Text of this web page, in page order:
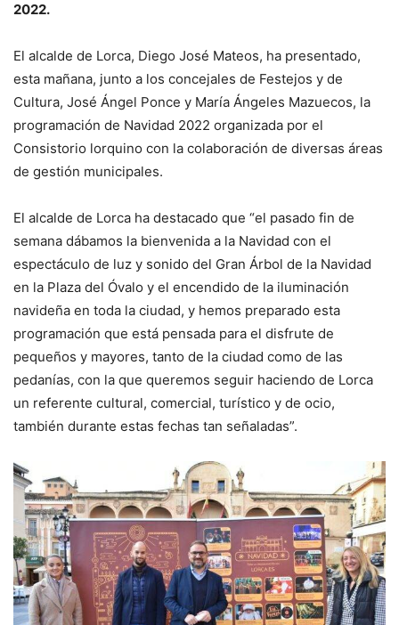
2022.
El alcalde de Lorca, Diego José Mateos, ha presentado,
esta mañana, junto a los concejales de Festejos y de
Cultura, José Ángel Ponce y María Ángeles Mazuecos, la
programación de Navidad 2022 organizada por el
Consistorio lorquino con la colaboración de diversas áreas
de gestión municipales.
El alcalde de Lorca ha destacado que “el pasado fin de
semana dábamos la bienvenida a la Navidad con el
espectáculo de luz y sonido del Gran Árbol de la Navidad
en la Plaza del Óvalo y el encendido de la iluminación
navideña en toda la ciudad, y hemos preparado esta
programación que está pensada para el disfrute de
pequeños y mayores, tanto de la ciudad como de las
pedanías, con la que queremos seguir haciendo de Lorca
un referente cultural, comercial, turístico y de ocio,
también durante estas fechas tan señaladas”.